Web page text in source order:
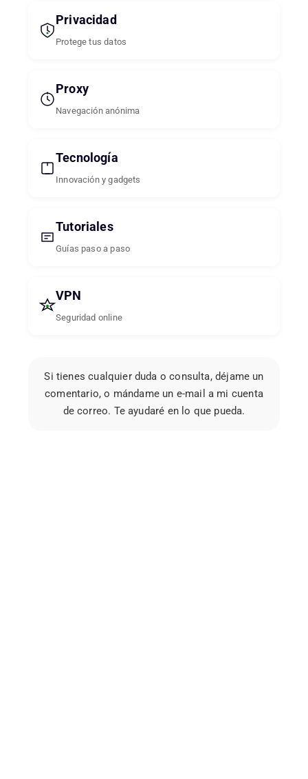
Privacidad
Protege tus datos
Proxy
Navegación anónima
Tecnología
Innovación y gadgets
Tutoriales
Guías paso a paso
VPN
Seguridad online
Si tienes cualquier duda o consulta, déjame un
comentario, o mándame un e-mail a mi cuenta
de correo. Te ayudaré en lo que pueda.